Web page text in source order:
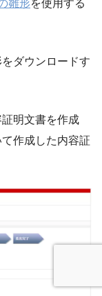
雛形を使用する
ダウンロードす
明文書を作成
作成した内容証